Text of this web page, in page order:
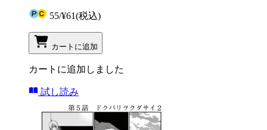
55/¥61(税込)
カートに追加
カートに追加しました
試し読み